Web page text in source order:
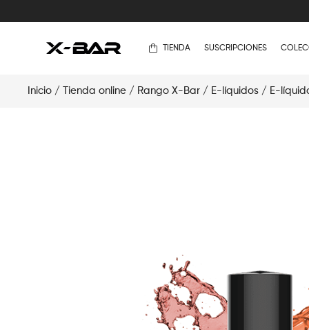
TIENDA SUSCRIPCIONES
Inicio / Tienda online / Rango X-Bar / E-líquidos / E-